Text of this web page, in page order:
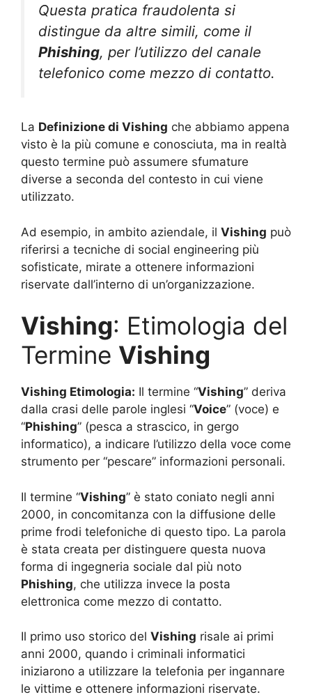
Questa pratica fraudolenta si
distingue da altre simili, come il
Phishing, per l’utilizzo del canale
telefonico come mezzo di contatto.
La Definizione di Vishing che abbiamo appena
visto è la più comune e conosciuta, ma in realtà
questo termine può assumere sfumature
diverse a seconda del contesto in cui viene
utilizzato.
Ad esempio, in ambito aziendale, il Vishing può
riferirsi a tecniche di social engineering più
sofisticate, mirate a ottenere informazioni
riservate dall’interno di un’organizzazione.
Vishing: Etimologia del
Termine Vishing
Vishing Etimologia: Il termine “Vishing” deriva
dalla crasi delle parole inglesi “Voice” (voce) e
“Phishing” (pesca a strascico, in gergo
informatico), a indicare l’utilizzo della voce come
strumento per “pescare” informazioni personali.
Il termine “Vishing” è stato coniato negli anni
2000, in concomitanza con la diffusione delle
prime frodi telefoniche di questo tipo. La parola
è stata creata per distinguere questa nuova
forma di ingegneria sociale dal più noto
Phishing, che utilizza invece la posta
elettronica come mezzo di contatto.
Il primo uso storico del Vishing risale ai primi
anni 2000, quando i criminali informatici
iniziarono a utilizzare la telefonia per ingannare
le vittime e ottenere informazioni riservate.